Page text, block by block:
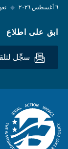
٦ أغسطس ٢٠٢٦ ◆
ابق على اطلاع
سجِّل
Homepage